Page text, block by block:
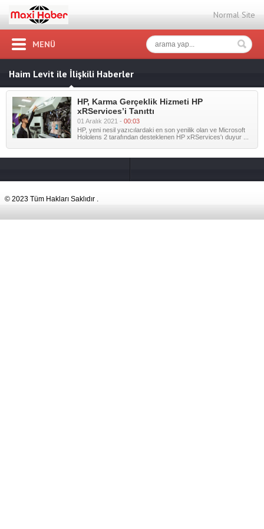
Normal Site
MENÜ
Haim Levit ile İlişkili Haberler
HP, Karma Gerçeklik Hizmeti HP
xRServices’i Tanıttı
01 Aralık 2021 - 00:03
HP, yeni nesil yazıcılardaki en son yenilik olan ve Microsoft
Hololens 2 tarafından desteklenen HP xRServices'ı duyur ...
© 2023 Tüm Hakları Saklıdır .